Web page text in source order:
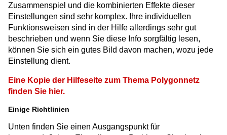
Zusammenspiel und die kombinierten Effekte dieser
Einstellungen sind sehr komplex. Ihre individuellen
Funktionsweisen sind in der Hilfe allerdings sehr gut
beschrieben und wenn Sie diese Info sorgfältig lesen,
können Sie sich ein gutes Bild davon machen, wozu jede
Einstellung dient.
Eine Kopie der Hilfeseite zum Thema Polygonnetz
finden Sie hier.
Einige Richtlinien
Unten finden Sie einen Ausgangspunkt für